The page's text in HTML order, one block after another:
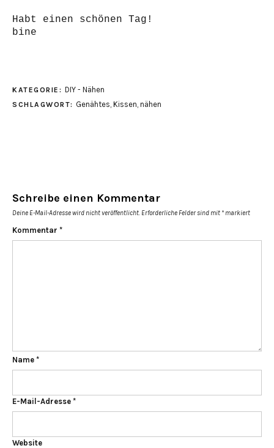
Habt einen schönen Tag!
bine
KATEGORIE: DIY - Nähen
SCHLAGWORT: Genähtes Kissen nähen
Schreibe einen Kommentar
Deine E-Mail-Adresse wird nicht veröffentlicht. Erforderliche Felder sind mit * markiert
Kommentar *
Name *
E-Mail-Adresse *
Website